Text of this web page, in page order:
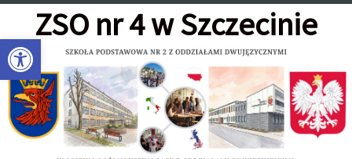
Open toolbar
Skip
contentZSO nr 4 w Szczecinie